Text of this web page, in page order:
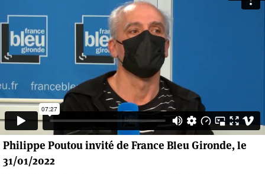
Philippe Poutou invité de France Bleu Gironde, le
31/01/2022